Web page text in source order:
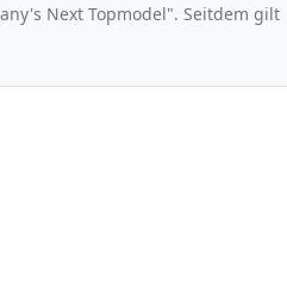
Next Topmodel". Seitdem gilt